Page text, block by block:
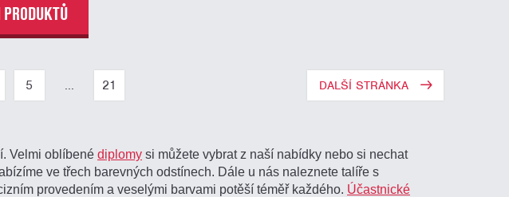
5 ... 21 DALŠÍ STRÁNKA
Velmi oblíbené diplomysi můžete vybrat z naší nabídky nebo si nechat
ve třech barevných odstínech. Dále u nás naleznete talíře s
provedením a veselými barvami potěší téměř každého. Účastnické